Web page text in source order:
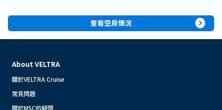
查看空房情況 expand_circle_right
About VELTRA
關於VELTRA Cruise
常見問題
關於MSC的疑問